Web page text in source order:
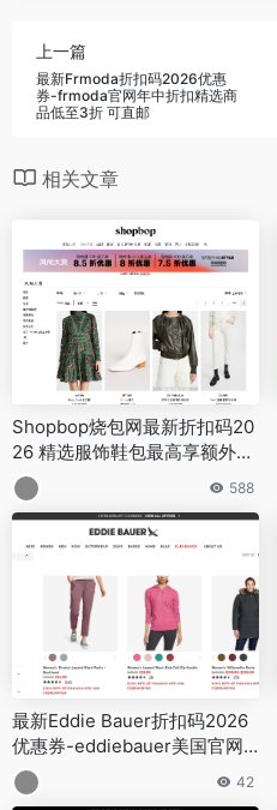
上一篇
最新Frmoda折扣码2026优惠
券-frmoda官网年中折扣精选商
品低至3折 可直邮
相关文章
Shopbop烧包网最新折扣码20
26 精选服饰鞋包最高享额外75
折促销会员先享
588
最新Eddie Bauer折扣码2026
优惠券-eddiebauer美国官网
清仓区额外4折促销
42